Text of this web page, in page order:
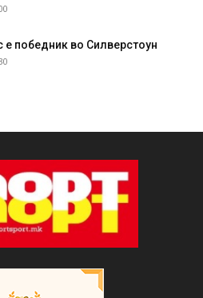
е победник во Силверстоун